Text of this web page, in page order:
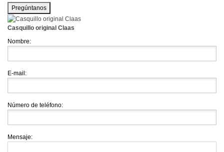
Pregúntanos
Casquillo original Claas
Nombre:
E-mail:
Número de teléfono:
Mensaje: